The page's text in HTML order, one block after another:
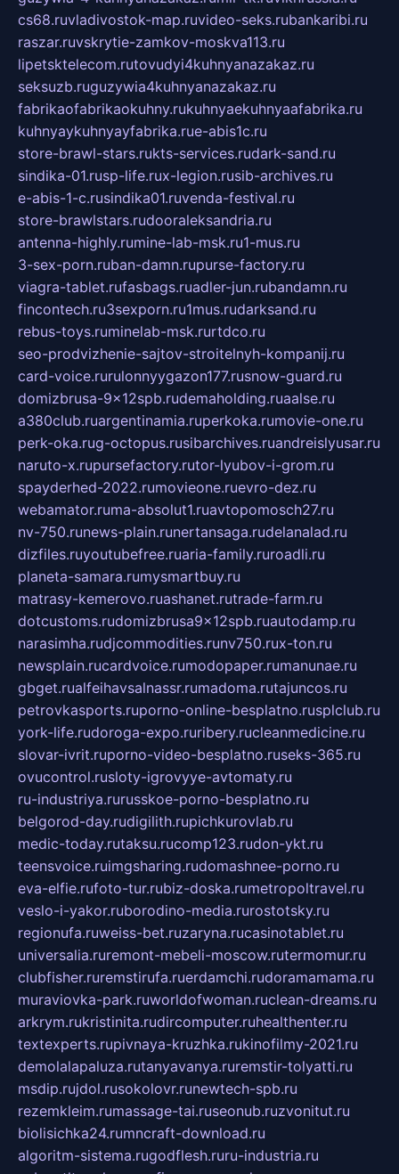
cs68.ruvladivostok-map.ruvideo-seks.rubankaribi.ru
raszar.ruvskrytie-zamkov-moskva113.ru
lipetsktelecom.rutovudyi4kuhnyanazakaz.ru
seksuzb.ruguzywia4kuhnyanazakaz.ru
fabrikaofabrikaokuhny.rukuhnyaekuhnyaafabrika.ru
kuhnyaykuhnyayfabrika.rue-abis1c.ru
store-brawl-stars.rukts-services.rudark-sand.ru
sindika-01.rusp-life.rux-legion.rusib-archives.ru
e-abis-1-c.rusindika01.ruvenda-festival.ru
store-brawlstars.rudooraleksandria.ru
antenna-highly.rumine-lab-msk.ru1-mus.ru
3-sex-porn.ruban-damn.rupurse-factory.ru
viagra-tablet.rufasbags.ruadler-jun.rubandamn.ru
fincontech.ru3sexporn.ru1mus.rudarksand.ru
rebus-toys.ruminelab-msk.rurtdco.ru
seo-prodvizhenie-sajtov-stroitelnyh-kompanij.ru
card-voice.rurulonnyygazon177.rusnow-guard.ru
domizbrusa-9x12spb.rudemaholding.ruaalse.ru
a380club.ruargentinamia.ruperkoka.rumovie-one.ru
perk-oka.rug-octopus.rusibarchives.ruandreislyusar.ru
naruto-x.rupursefactory.rutor-lyubov-i-grom.ru
spayderhed-2022.rumovieone.ruevro-dez.ru
webamator.ruma-absolut1.ruavtopomosch27.ru
nv-750.runews-plain.runertansaga.rudelanalad.ru
dizfiles.ruyoutubefree.ruaria-family.ruroadli.ru
planeta-samara.rumysmartbuy.ru
matrasy-kemerovo.ruashanet.rutrade-farm.ru
dotcustoms.rudomizbrusa9x12spb.ruautodamp.ru
narasimha.rudjcommodities.runv750.rux-ton.ru
newsplain.rucardvoice.rumodopaper.rumanunae.ru
gbget.rualfeihavsalnassr.rumadoma.rutajuncos.ru
petrovkasports.ruporno-online-besplatno.rusplclub.ru
york-life.rudoroga-expo.ruribery.rucleanmedicine.ru
slovar-ivrit.ruporno-video-besplatno.ruseks-365.ru
ovucontrol.rusloty-igrovyye-avtomaty.ru
ru-industriya.rurusskoe-porno-besplatno.ru
belgorod-day.rudigilith.rupichkurovlab.ru
medic-today.rutaksu.rucomp123.rudon-ykt.ru
teensvoice.ruimgsharing.rudomashnee-porno.ru
eva-elfie.rufoto-tur.rubiz-doska.rumetropoltravel.ru
veslo-i-yakor.ruborodino-media.rurostotsky.ru
regionufa.ruweiss-bet.ruzaryna.rucasinotablet.ru
universalia.ruremont-mebeli-moscow.rutermomur.ru
clubfisher.ruremstirufa.ruerdamchi.rudoramamama.ru
muraviovka-park.ruworldofwoman.ruclean-dreams.ru
arkrym.rukristinita.rudircomputer.ruhealthenter.ru
textexperts.rupivnaya-kruzhka.rukinofilmy-2021.ru
demolalapaluza.rutanyavanya.ruremstir-tolyatti.ru
msdip.rujdol.rusokolovr.runewtech-spb.ru
rezemkleim.rumassage-tai.ruseonub.ruzvonitut.ru
biolisichka24.rumncraft-download.ru
algoritm-sistema.rugodflesh.ruru-industria.ru